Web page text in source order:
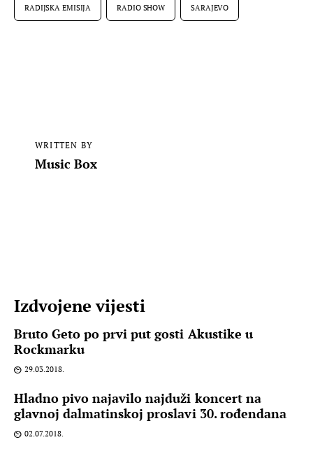
RADIJSKA EMISIJA RADIO SHOW SARAJEVO
WRITTEN BY
Music Box
Izdvojene vijesti
Bruto Geto po prvi put gosti Akustike u
Rockmarku
29.03.2018.
Hladno pivo najavilo najduži koncert na
glavnoj dalmatinskoj proslavi 30. rođendana
02.07.2018.